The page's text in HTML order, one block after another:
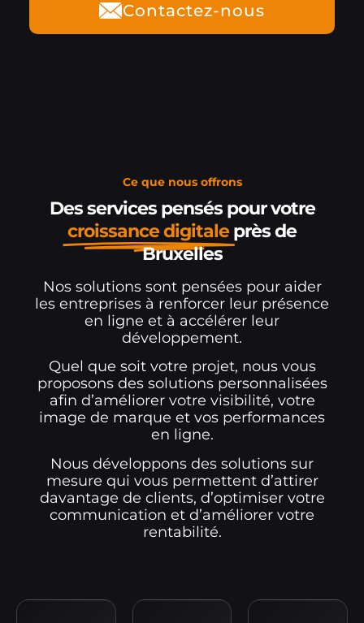
Contactez-nous
Ce que nous offrons
Des services pensés pour votre
croissance digitale près de
Bruxelles
Nos solutions sont pensées pour aider
les entreprises à renforcer leur présence
en ligne et à accélérer leur
développement.
Quel que soit votre projet, nous vous
proposons des solutions personnalisées
afin d’améliorer votre visibilité, votre
image de marque et vos performances
en ligne.
Nous développons des solutions sur
mesure qui vous permettent d’attirer
davantage de clients, d’optimiser votre
communication et d’améliorer votre
rentabilité.